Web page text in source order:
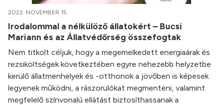
2022. NOVEMBER 15.
Irodalommal a nélkülöző állatokért – Bucsi
Mariann és az Állatvédőrség összefogtak
Nem titkolt céljuk, hogy a megemelkedett energiaárak és
rezsiköltségek következtében egyre nehezebb helyzetbe
kerülő állatmenhelyek és -otthonok a jövőben is képesek
legyenek működni, a rászorulókat megmenteni, valamint
megfelelő színvonalú ellátást biztosíthassanak a